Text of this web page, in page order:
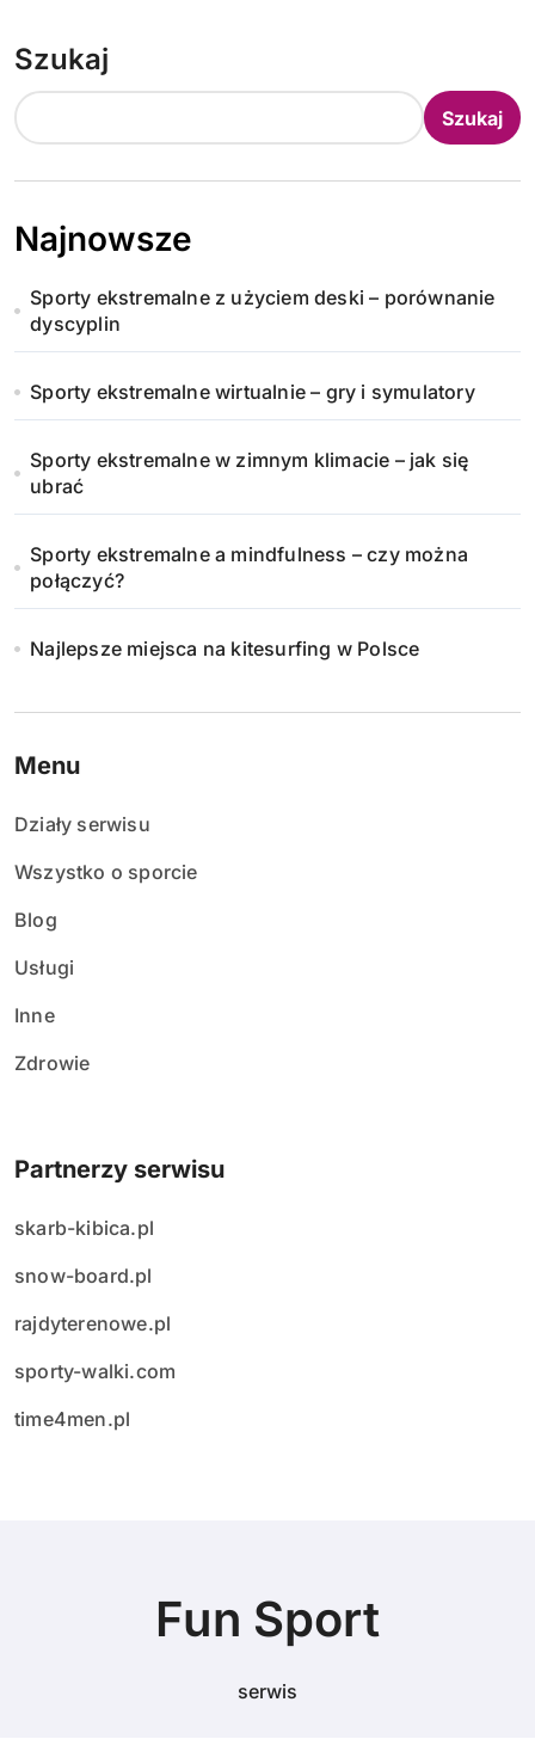
Szukaj
Szukaj
Najnowsze
Sporty ekstremalne z użyciem deski – porównanie
dyscyplin
Sporty ekstremalne wirtualnie – gry i symulatory
Sporty ekstremalne w zimnym klimacie – jak się
ubrać
Sporty ekstremalne a mindfulness – czy można
połączyć?
Najlepsze miejsca na kitesurfing w Polsce
Menu
Działy serwisu
Wszystko o sporcie
Blog
Usługi
Inne
Zdrowie
Partnerzy serwisu
skarb-kibica.pl
snow-board.pl
rajdyterenowe.pl
sporty-walki.com
time4men.pl
Fun Sport
serwis